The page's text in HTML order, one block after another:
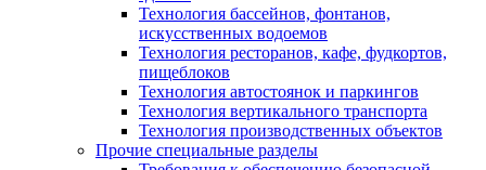
Технология бассейнов, фонтанов,
искусственных водоемов
Технология ресторанов, кафе, фудкортов,
пищеблоков
Технология автостоянок и паркингов
Технология вертикального транспорта
Технология производственных объектов
Прочие специальные разделы